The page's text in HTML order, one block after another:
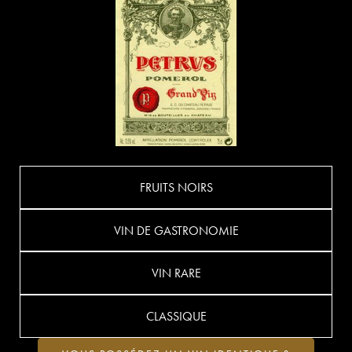
FRUITS NOIRS
VIN DE GASTRONOMIE
VIN RARE
CLASSIQUE